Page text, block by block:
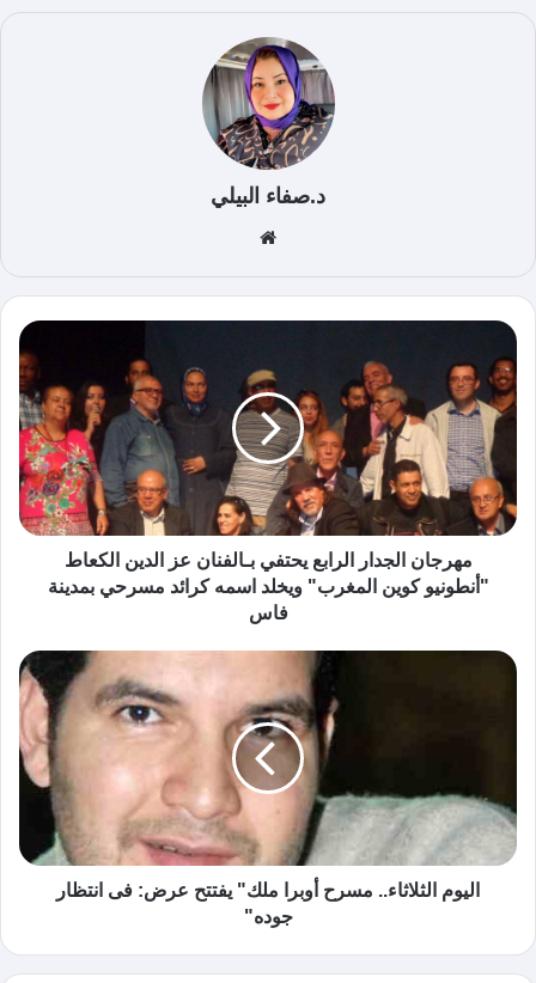
د.صفاء البيلي
الوي
ب
مهرجان الجدار الرابع يحتفي بـالفنان عز الدين الكعاط
"أنطونيو كوين المغرب" ويخلد اسمه كرائد مسرحي بمدينة
فاس
اليوم الثلاثاء.. مسرح أوبرا ملك" يفتتح عرض: فى انتظار
جوده"